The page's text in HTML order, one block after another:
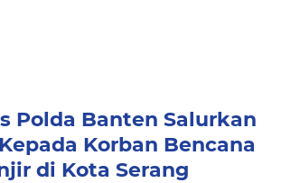
Polda Banten Salurkan
Korban Bencana
di Kota Serang